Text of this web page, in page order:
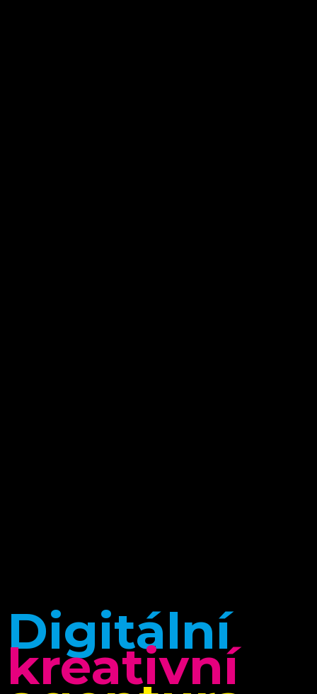
Digitální
kreativní